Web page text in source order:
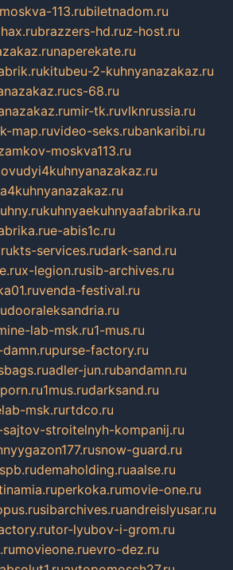
113.rubiletnadom.ru
brazzers-hd.ruz-host.ru
naperekate.ru
kitubeu-2-kuhnyanazakaz.ru
cs-68.ru
mir-tk.ruvlknrussia.ru
map.ruvideo-seks.rubankaribi.ru
moskva113.ru
kuhnyaekuhnyaafabrika.ru
e-abis1c.ru
kts-services.rudark-sand.ru
x-legion.rusib-archives.ru
venda-festival.ru
dooraleksandria.ru
lab-msk.ru1-mus.ru
purse-factory.ru
adler-jun.rubandamn.ru
1mus.rudarksand.ru
msk.rurtdco.ru
stroitelnyh-kompanij.ru
snow-guard.ru
demaholding.ruaalse.ru
perkoka.rumovie-one.ru
sibarchives.ruandreislyusar.ru
tor-lyubov-i-grom.ru
movieone.ruevro-dez.ru